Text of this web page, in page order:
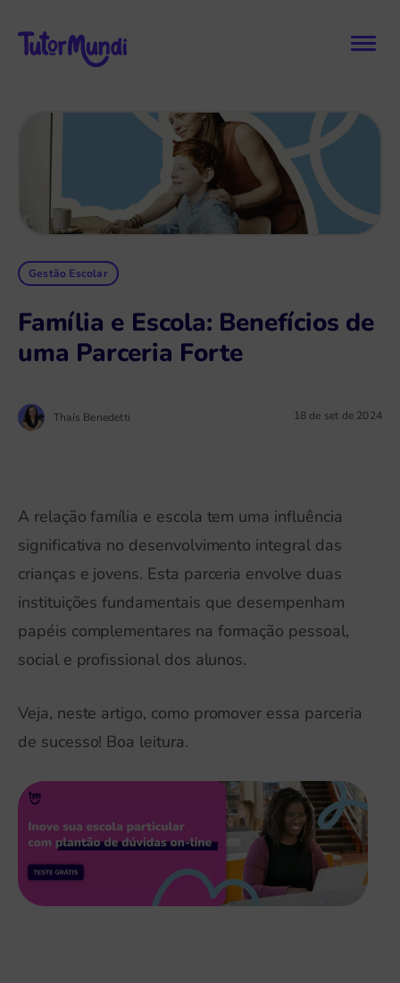
Gestão Escolar
Família e Escola: Benefícios de
uma Parceria Forte
Thaís Benedetti 18 de set de 2024
A relação família e escola tem uma influência
significativa no desenvolvimento integral das
crianças e jovens. Esta parceria envolve duas
instituições fundamentais que desempenham
papéis complementares na formação pessoal,
social e profissional dos alunos.
Veja, neste artigo, como promover essa parceria
de sucesso! Boa leitura.